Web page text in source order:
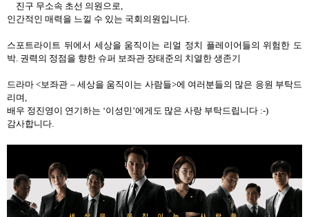
진구 무소속 초선 의원으로,
인간적인 매력을 느낄 수 있는 국회의원입니다.
스포트라이트 뒤에서 세상을 움직이는 리얼 정치 플레이어들의 위험한 도
박. 권력의 정점을 향한 슈퍼 보좌관 장태준의 치열한 생존기
드라마<보좌관 –세상을 움직이는 사람들>에 여러분들의 많은 응원 부탁드
리며,
배우 정진영이 연기하는 ‘이성민 ’에게도 많은 사랑 부탁드립니다 :-)
감사합니다.